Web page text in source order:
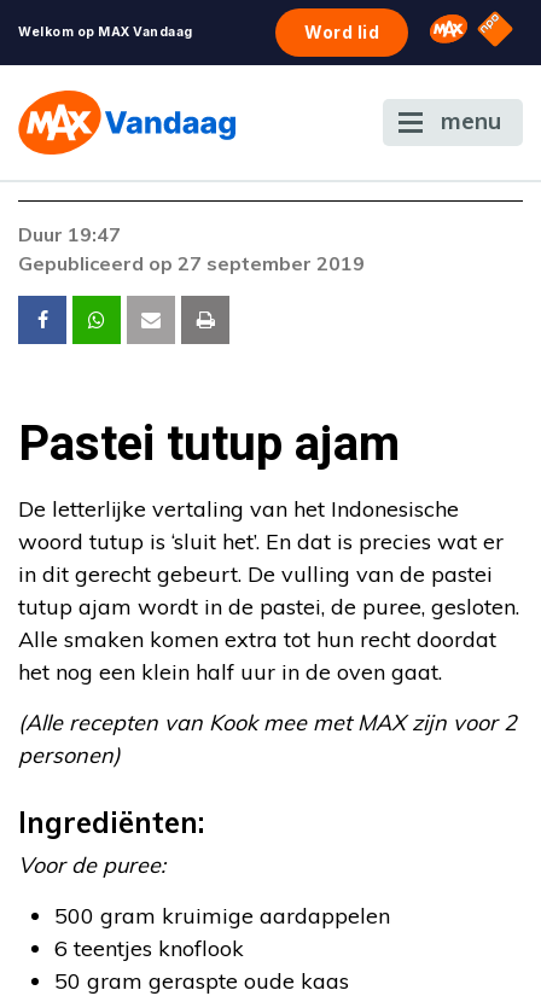
Welkom op MAX Vandaag Word lid Omroep
NPO
menu
De gewenste stream is op dit moment niet
voordoen, neem dan contact op met onze
klantenservice.
Duur 19:47
Gepubliceerd op 27 september 2019
Pastei tutup ajam
De letterlijke vertaling van het Indonesische
woord tutup is ‘sluit het’. En dat is precies wat er
in dit gerecht gebeurt. De vulling van de pastei
tutup ajam wordt in de pastei, de puree, gesloten.
Alle smaken komen extra tot hun recht doordat
het nog een klein half uur in de oven gaat.
(Alle recepten van Kook mee met MAX zijn voor 2
personen)
Ingrediënten:
Voor de puree:
500 gram kruimige aardappelen
6 teentjes knoflook
50 gram geraspte oude kaas